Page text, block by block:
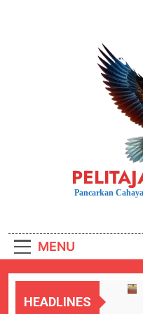
Pancarkan
MENU
HEADLINES